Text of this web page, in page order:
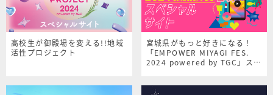
高校生が御殿場を変える!!地域
活性プロジェクト
宮城県がもっと好きになる！
「EMPOWER MIYAGI FES.
2024 powered by TGC」スペ